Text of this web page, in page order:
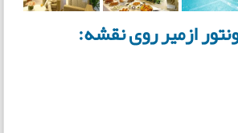
ازمیر روی نقشه: